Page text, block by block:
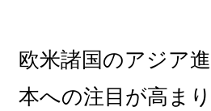
欧米諸国のアジア
本への注目が高ま